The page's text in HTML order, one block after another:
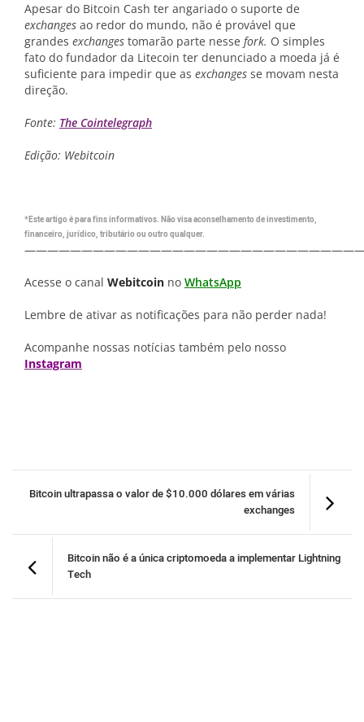
Apesar do Bitcoin Cash ter angariado o suporte de
exchanges ao redor do mundo, não é provável que
grandes exchanges tomarão parte nesse fork. O simples
fato do fundador da Litecoin ter denunciado a moeda já é
suficiente para impedir que as exchanges se movam nesta
direção.
Fonte: The Cointelegraph
Edição: Webitcoin
*Este artigo é para fins informativos. Não visa aconselhamento de investimento,
financeiro, jurídico, tributário ou outro qualquer.
Acesse o canal Webitcoin no WhatsApp
Lembre de ativar as notificações para não perder nada!
Acompanhe nossas notícias também pelo nosso
Instagram
Bitcoin ultrapassa o valor de $10.000 dólares em várias
exchanges
Bitcoin não é a única criptomoeda a implementar Lightning
Tech